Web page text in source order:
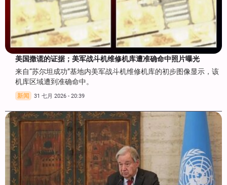
美国撒谎的证据；美军战斗机维修机库遭准确命中照片曝光
来自“苏尔坦成功”基地内美军战斗机维修机库的初步图像显示，该
机库区域遭到准确命中。
新闻 31 七月 2026 - 20:39